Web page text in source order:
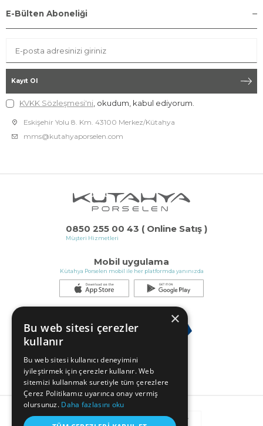
0850 255 00 43 ( Online Satış )
Müşteri Hizmetleri
Mobil uygulama
Kütahya Porselen mobil ile her platformda yanınızda
E-Bülten Aboneliği
Kayıt Ol
KVKK Sözleşmesi'ni , okudum, kabul ediyorum.
Eskişehir Yolu 8. Km. 43100 Merkez/Kütahya
mms@kutahyaporselen.com
×
Bu web sitesi çerezler
kullanır
Bu web sitesi kullanıcı deneyimini
iyileştirmek için çerezler kullanır. Web
sitemizi kullanmak suretiyle tüm çerezlere
Çerez Politikamız uyarınca onay vermiş
olursunuz. Daha fazlasını oku